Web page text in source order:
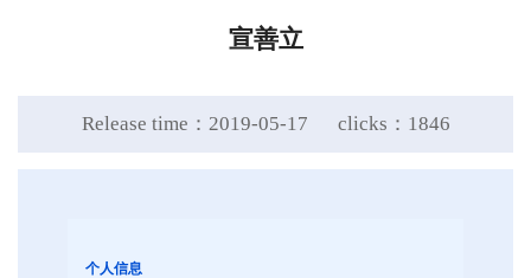
宣善立
Release time：2019-05-17 clicks： 1846
个人信息